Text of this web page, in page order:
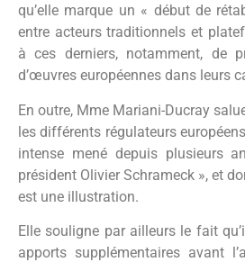
qu’elle marque un « début de
entre acteurs traditionnels et
à ces derniers, notamment, de
d’œuvres européennes dans leurs
En outre, Mme Mariani-Ducray
les différents régulateurs
intense mené depuis plusieurs
président Olivier Schrameck », et
est une illustration.
Elle souligne par ailleurs le fait
apports supplémentaires avant